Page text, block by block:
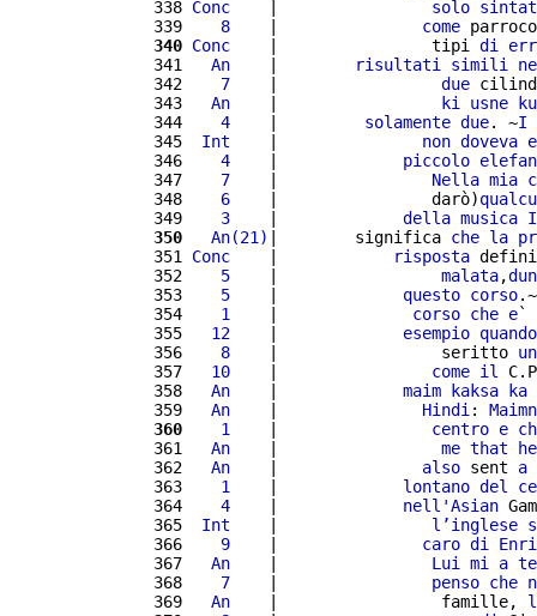
338 Conc
    |
solo
339
   8
    |
come
340 Conc
    |                tipi
di
341
  An
    |
risultati simili
342
   7
    |
due
343
  An
    |
ki usne
344
   4
    |
solamente due. ~I
345
Int
    |
non doveva
346
   4
    |
piccolo
347
   7
    |
Nella mia
348
   6
    |                darò)
349
   3
    |
della musica
350
  An(21)
|        significa che la
351 Conc
    |
risposta
352
   5
    |
malata,
353
   5
    |
questo corso.~
354
   1
    |
corso che e`
355
  12
    |
esempio quando
356
   8
    |                 seritto
un
357
  10
    |
come il
358
  An
    |
maim kaksa ka
359
  An
    |
Hindi :
360
   1
    |
centro e
361
  An
    |
me that
he
362
  An
    |
also sent a
363
   1
    |
lontano del
364
   4
    |
nell'Asian
365
Int
    |
l’inglese
366
   9
    |
caro di
367
  An
    |
Lui mi a te
368
   7
    |
penso che
369
  An
    |                 famille,